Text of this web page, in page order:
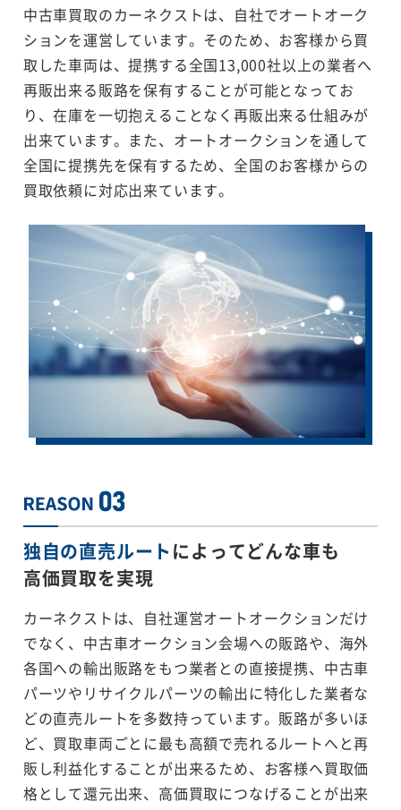
中古車買取のカーネクストは、自社でオートオーク
ションを運営しています。そのため、お客様から買
取した車両は、提携する全国13,000社以上の業者へ
再販出来る販路を保有することが可能となってお
り、在庫を一切抱えることなく再販出来る仕組みが
出来ています。また、オートオークションを通して
全国に提携先を保有するため、全国のお客様からの
買取依頼に対応出来ています。
独自の直売ルートによってどんな車も
高価買取を実現
カーネクストは、自社運営オートオークションだけ
でなく、中古車オークション会場への販路や、海外
各国への輸出販路をもつ業者との直接提携、中古車
パーツやリサイクルパーツの輸出に特化した業者な
どの直売ルートを多数持っています。販路が多いほ
ど、買取車両ごとに最も高額で売れるルートへと再
販し利益化することが出来るため、お客様へ買取価
格として還元出来、高価買取につなげることが出来